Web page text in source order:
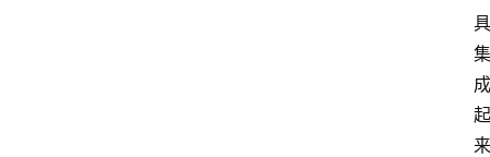
具
集
成
起
来